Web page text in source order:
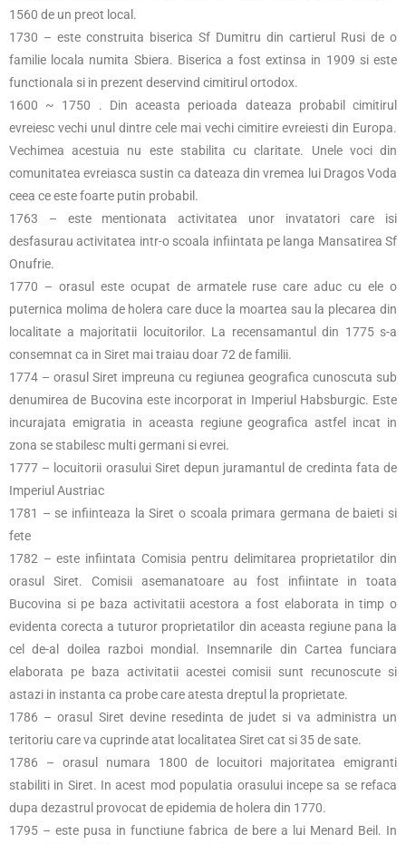
1560 de un preot local.
1730 – este construita biserica Sf Dumitru din cartierul Rusi de o
familie locala numita Sbiera. Biserica a fost extinsa in 1909 si este
functionala si in prezent deservind cimitirul ortodox.
1600 ~ 1750 . Din aceasta perioada dateaza probabil cimitirul
evreiesc vechi unul dintre cele mai vechi cimitire evreiesti din Europa.
Vechimea acestuia nu este stabilita cu claritate. Unele voci din
comunitatea evreiasca sustin ca dateaza din vremea lui Dragos Voda
ceea ce este foarte putin probabil.
1763 – este mentionata activitatea unor invatatori care isi
desfasurau activitatea intr-o scoala infiintata pe langa Mansatirea Sf
Onufrie.
1770 – orasul este ocupat de armatele ruse care aduc cu ele o
puternica molima de holera care duce la moartea sau la plecarea din
localitate a majoritatii locuitorilor. La recensamantul din 1775 s-a
consemnat ca in Siret mai traiau doar 72 de familii.
1774 – orasul Siret impreuna cu regiunea geografica cunoscuta sub
denumirea de Bucovina este incorporat in Imperiul Habsburgic. Este
incurajata emigratia in aceasta regiune geografica astfel incat in
zona se stabilesc multi germani si evrei.
1777 – locuitorii orasului Siret depun juramantul de credinta fata de
Imperiul Austriac
1781 – se infiinteaza la Siret o scoala primara germana de baieti si
fete
1782 – este infiintata Comisia pentru delimitarea proprietatilor din
orasul Siret. Comisii asemanatoare au fost infiintate in toata
Bucovina si pe baza activitatii acestora a fost elaborata in timp o
evidenta corecta a tuturor proprietatilor din aceasta regiune pana la
cel de-al doilea razboi mondial. Insemnarile din Cartea funciara
elaborata pe baza activitatii acestei comisii sunt recunoscute si
astazi in instanta ca probe care atesta dreptul la proprietate.
1786 – orasul Siret devine resedinta de judet si va administra un
teritoriu care va cuprinde atat localitatea Siret cat si 35 de sate.
1786 – orasul numara 1800 de locuitori majoritatea emigranti
stabiliti in Siret. In acest mod populatia orasului incepe sa se refaca
dupa dezastrul provocat de epidemia de holera din 1770.
1795 – este pusa in functiune fabrica de bere a lui Menard Beil. In